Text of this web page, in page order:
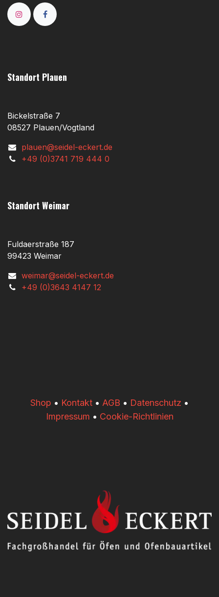
Standort Plauen
Bickelstraße 7
08527 Plauen/Vogtland
plauen@seidel-eckert.de
+49 (0)3741 719 444 0
Standort Weimar
Fuldaerstraße 187
99423 Weimar
weimar@seidel-eckert.de
+49 (0)3643 4147 12
​​Shop • Kontakt • AGB • Datenschutz •
Impressum • Cookie-Richtlinien